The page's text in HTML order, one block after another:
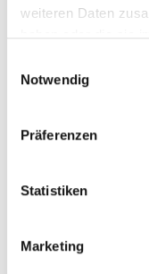
weiteren Daten
haben oder die sie
Notwendig
Präferenzen
Statistiken
Marketing